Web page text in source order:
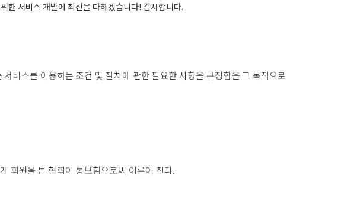
한 서비스 개발에 최선을 다하겠습니다! 감사합니다.
비스를 이용하는 조건 및 절차에 관한 필요한 사항을 규정함을 그 목적으로
회원을 본 협회이 통보함으로써 이루어 진다.